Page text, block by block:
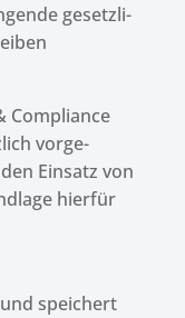
gesetz­li­
Compli­ance
vorge­
Einsatz von
hier­für
spei­chert